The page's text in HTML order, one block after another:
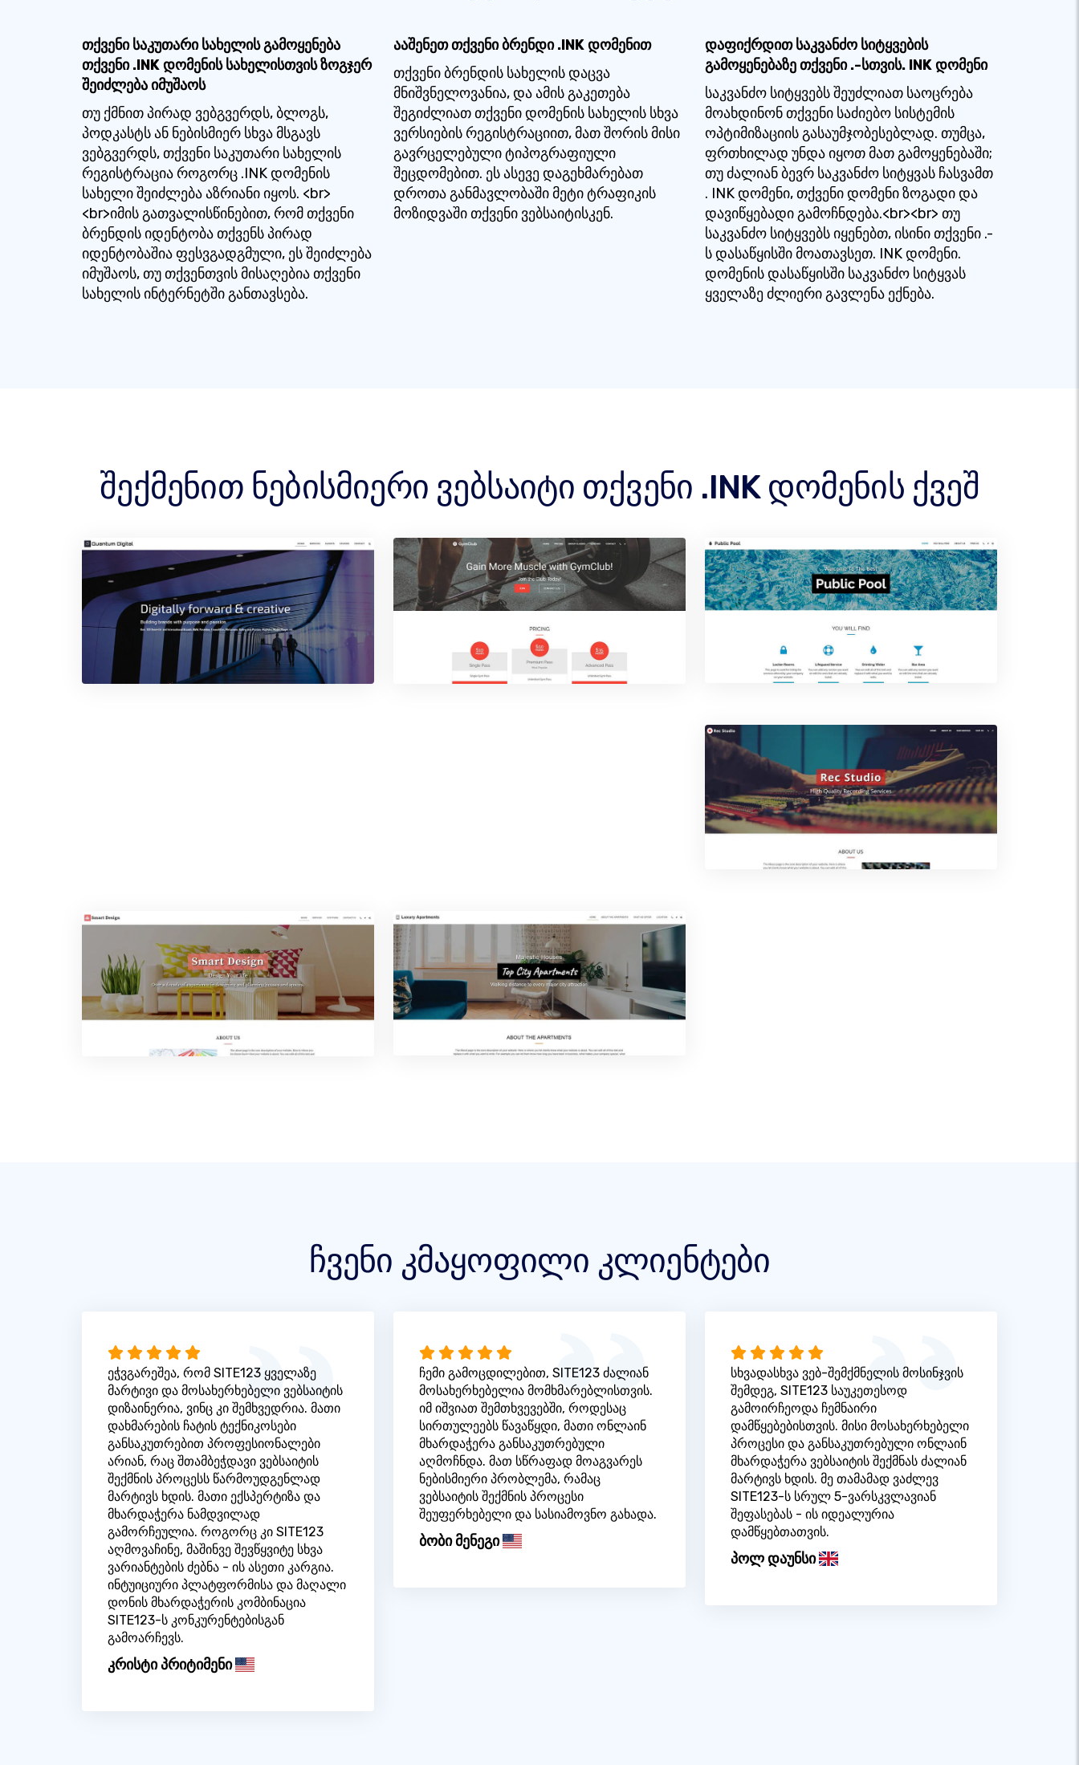
თქვენი საკუთარი სახელის გამოყენება
თქვენი .INK დომენის სახელისთვის ზოგჯერ
შეიძლება იმუშაოს
თუ ქმნით პირად ვებგვერდს, ბლოგს,
პოდკასტს ან ნებისმიერ სხვა მსგავს
ვებგვერდს, თქვენი საკუთარი სახელის
რეგისტრაცია როგორც .INK დომენის
სახელი შეიძლება აზრიანი იყოს. <br>
<br>იმის გათვალისწინებით, რომ თქვენი
ბრენდის იდენტობა თქვენს პირად
იდენტობაშია ფესვგადგმული, ეს შეიძლება
იმუშაოს, თუ თქვენთვის მისაღებია თქვენი
სახელის ინტერნეტში განთავსება.
ააშენეთ თქვენი ბრენდი .INK დომენით
თქვენი ბრენდის სახელის დაცვა
მნიშვნელოვანია, და ამის გაკეთება
შეგიძლიათ თქვენი დომენის სახელის სხვა
ვერსიების რეგისტრაციით, მათ შორის მისი
გავრცელებული ტიპოგრაფიული
შეცდომებით. ეს ასევე დაგეხმარებათ
დროთა განმავლობაში მეტი ტრაფიკის
მოზიდვაში თქვენი ვებსაიტისკენ.
დაფიქრდით საკვანძო სიტყვების
გამოყენებაზე თქვენი .-სთვის. INK დომენი
საკვანძო სიტყვებს შეუძლიათ საოცრება
მოახდინონ თქვენი საძიებო სისტემის
ოპტიმიზაციის გასაუმჯობესებლად. თუმცა,
ფრთხილად უნდა იყოთ მათ გამოყენებაში;
თუ ძალიან ბევრ საკვანძო სიტყვას ჩასვამთ
. INK დომენი, თქვენი დომენი ზოგადი და
დავიწყებადი გამოჩნდება.<br><br> თუ
საკვანძო სიტყვებს იყენებთ, ისინი თქვენი .-
ს დასაწყისში მოათავსეთ. INK დომენი.
დომენის დასაწყისში საკვანძო სიტყვას
ყველაზე ძლიერი გავლენა ექნება.
შექმენით ნებისმიერი ვებსაიტი თქვენი .INK დომენის ქვეშ
ჩვენი კმაყოფილი კლიენტები
ეჭვგარეშეა, რომ SITE123 ყველაზე
მარტივი და მოსახერხებელი ვებსაიტის
დიზაინერია, ვინც კი შემხვედრია. მათი
დახმარების ჩატის ტექნიკოსები
განსაკუთრებით პროფესიონალები
არიან, რაც შთამბეჭდავი ვებსაიტის
შექმნის პროცესს წარმოუდგენლად
მარტივს ხდის. მათი ექსპერტიზა და
მხარდაჭერა ნამდვილად
გამორჩეულია. როგორც კი SITE123
აღმოვაჩინე, მაშინვე შევწყვიტე სხვა
ვარიანტების ძებნა - ის ასეთი კარგია.
ინტუიციური პლატფორმისა და მაღალი
დონის მხარდაჭერის კომბინაცია
SITE123-ს კონკურენტებისგან
გამოარჩევს.
კრისტი პრიტიმენი
ჩემი გამოცდილებით, SITE123 ძალიან
მოსახერხებელია მომხმარებლისთვის.
იმ იშვიათ შემთხვევებში, როდესაც
სირთულეებს წავაწყდი, მათი ონლაინ
მხარდაჭერა განსაკუთრებული
აღმოჩნდა. მათ სწრაფად მოაგვარეს
ნებისმიერი პრობლემა, რამაც
ვებსაიტის შექმნის პროცესი
შეუფერხებელი და სასიამოვნო გახადა.
ბობი მენეგი
სხვადასხვა ვებ-შემქმნელის მოსინჯვის
შემდეგ, SITE123 საუკეთესოდ
გამოირჩეოდა ჩემნაირი
დამწყებებისთვის. მისი მოსახერხებელი
პროცესი და განსაკუთრებული ონლაინ
მხარდაჭერა ვებსაიტის შექმნას ძალიან
მარტივს ხდის. მე თამამად ვაძლევ
SITE123-ს სრულ 5-ვარსკვლავიან
შეფასებას - ის იდეალურია
დამწყებთათვის.
პოლ დაუნსი